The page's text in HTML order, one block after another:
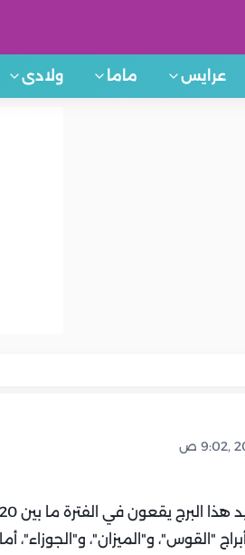
عرايس ماما ولادى
"القوس"، و"الميزان"، و"الجوزاء"، أما